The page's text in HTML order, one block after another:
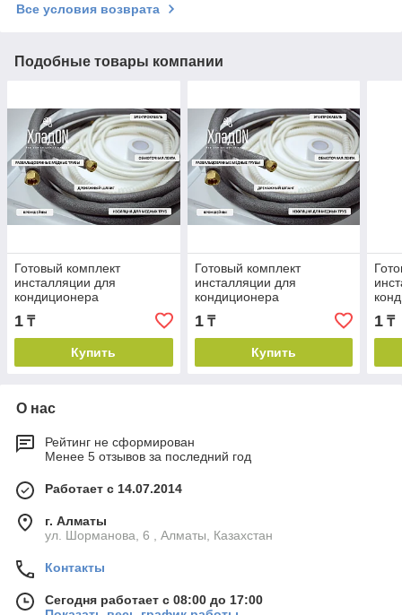
Все условия возврата
Подобные товары компании
Готовый комплект
инсталляции для
кондиционера
(6,35мм*12,7мм) 2 метра
1 ₸
Купить
Готовый комплект
инсталляции для
кондиционера
(6,35мм*12,7мм) 4 метра
1₸
Купить
1 ₸
О нас
Рейтинг не сформирован
Менее 5 отзывов за последний год
Работает с 14.07.2014
г. Алматы
ул. Шорманова, 6 , Алматы, Казахстан
Контакты
Сегодня работает с 08:00 до 17:00